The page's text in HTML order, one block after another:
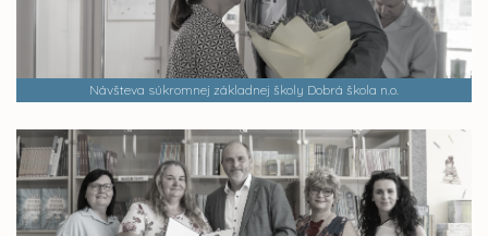
Návšteva súkromnej základnej školy Dobrá škola n.o.